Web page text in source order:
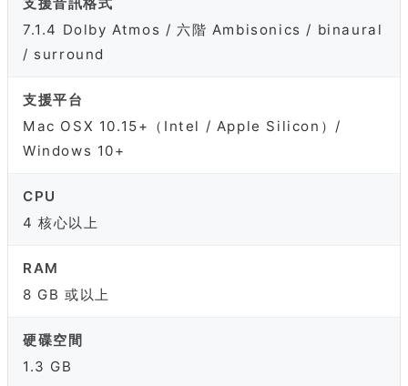
7.1.4 Dolby Atmos / 六階 Ambisonics / binaural
/ surround
支援平台
Mac OSX 10.15+（Intel / Apple Silicon）/
Windows 10+
CPU
4 核心以上
RAM
8 GB 或以上
硬碟空間
1.3 GB